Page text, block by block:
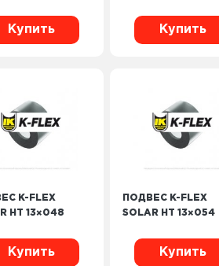
Купить Купить
K-FLEX
HT 13×048
Купить
ПОДВЕС K-FLEX
SOLAR HT 13×054
Купить